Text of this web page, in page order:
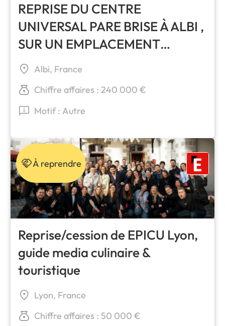
REPRISE DU CENTRE
UNIVERSAL PARE BRISE À ALBI ,
SUR UN EMPLACEMENT
PREMIUM
Albi, France
Chiffre affaires : 240 000 €
Motif : Autre
À reprendre
Reprise/cession de EPICU Lyon,
guide media culinaire &
touristique
Lyon, France
Chiffre affaires : 50 000 €